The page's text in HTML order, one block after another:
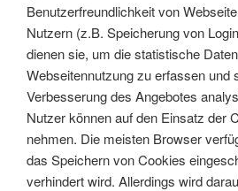
Benutzerfreundlichkeit von
Nutzern (z.B. Speicherung von
dienen sie, um die statistische
Webseitennutzung zu erfassen und
Verbesserung des Angebotes
Nutzer können auf den Einsatz der
nehmen. Die meisten Browser
das Speichern von Cookies
verhindert wird. Allerdings wird